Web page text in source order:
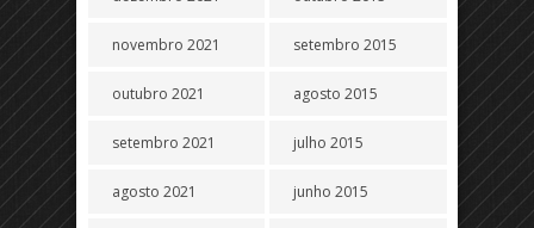
novembro 2021
outubro 2021
setembro 2021
agosto 2021
setembro 2015
agosto 2015
julho 2015
junho 2015